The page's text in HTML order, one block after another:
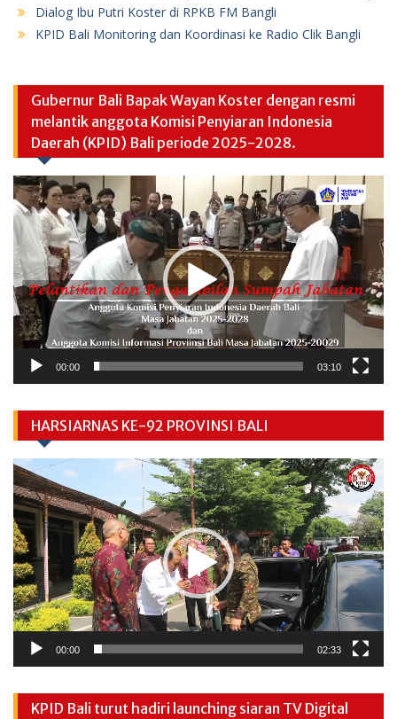
Dialog Ibu Putri Koster di RPKB FM Bangli
KPID Bali Monitoring dan Koordinasi ke Radio Clik Bangli
Gubernur Bali Bapak Wayan Koster dengan resmi
melantik anggota Komisi Penyiaran Indonesia
Daerah (KPID) Bali periode 2025-2028.
Video
Player
00:00 03:10
HARSIARNAS KE-92 PROVINSI BALI
Video
Player
00:00 02:33
KPID Bali turut hadiri launching siaran TV Digital